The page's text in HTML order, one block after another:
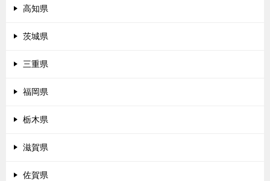
高知県
茨城県
三重県
福岡県
栃木県
滋賀県
佐賀県